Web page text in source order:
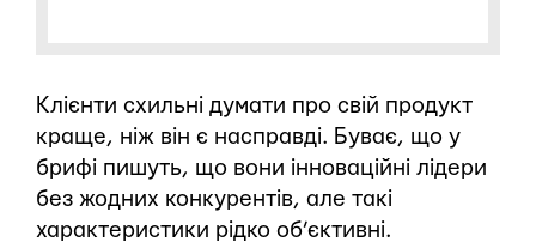
Клієнти схильні думати про свій продукт
краще, ніж він є насправді. Буває, що у
брифі пишуть, що вони інноваційні лідери
без жодних конкурентів, але такі
характеристики рідко об’єктивні.